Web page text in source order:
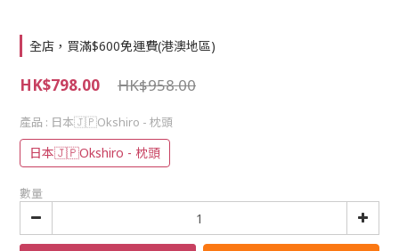
全店，買滿$600免運費(港澳地區)
HK$958.00
HK$798.00
產品 : 日本🇯🇵Okshiro - 枕頭
日本🇯🇵Okshiro - 枕頭
數量